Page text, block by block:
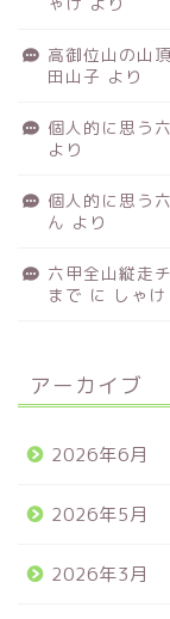
高御位山の山
田山子 より
個人的に思う
より
個人的に思う
ん より
六甲全山縦走
まで に しゃけ
アーカイブ
2026年6月
2026年5月
2026年3月